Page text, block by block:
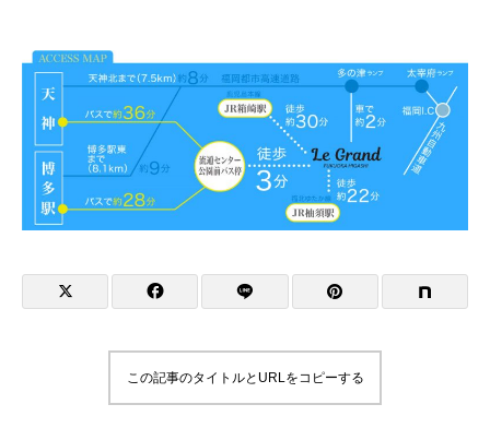
この記事のタイトルとURLをコピーする